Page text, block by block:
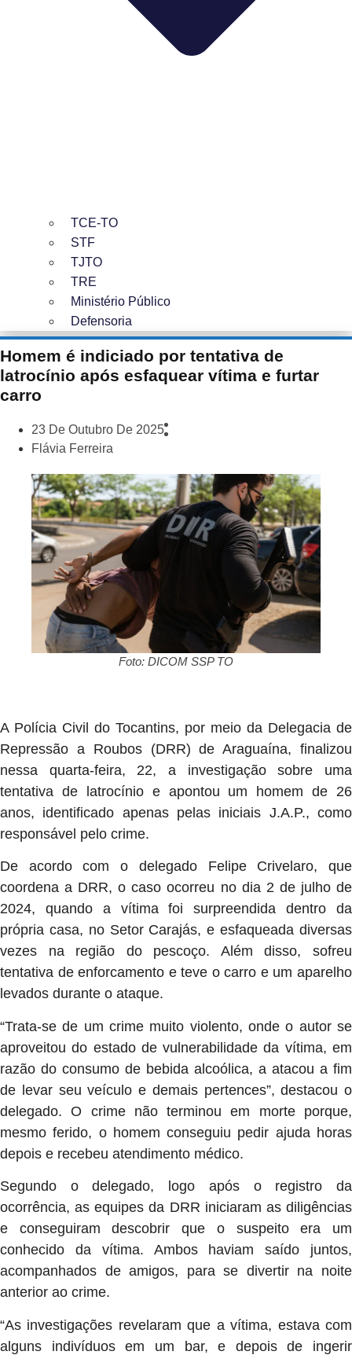
TCE-TO
STF
TJTO
TRE
Ministério Público
Defensoria
Homem é indiciado por tentativa de
latrocínio após esfaquear vítima e furtar
carro
23 De Outubro De 2025
Flávia Ferreira
Foto: DICOM SSP TO
A Polícia Civil do Tocantins, por meio da Delegacia de
Repressão a Roubos (DRR) de Araguaína, finalizou
nessa quarta-feira, 22, a investigação sobre uma
tentativa de latrocínio e apontou um homem de 26
anos, identificado apenas pelas iniciais J.A.P., como
responsável pelo crime.
De acordo com o delegado Felipe Crivelaro, que
coordena a DRR, o caso ocorreu no dia 2 de julho de
2024, quando a vítima foi surpreendida dentro da
própria casa, no Setor Carajás, e esfaqueada diversas
vezes na região do pescoço. Além disso, sofreu
tentativa de enforcamento e teve o carro e um aparelho
levados durante o ataque.
“Trata-se de um crime muito violento, onde o autor se
aproveitou do estado de vulnerabilidade da vítima, em
razão do consumo de bebida alcoólica, a atacou a fim
de levar seu veículo e demais pertences”, destacou o
delegado. O crime não terminou em morte porque,
mesmo ferido, o homem conseguiu pedir ajuda horas
depois e recebeu atendimento médico.
Segundo o delegado, logo após o registro da
ocorrência, as equipes da DRR iniciaram as diligências
e conseguiram descobrir que o suspeito era um
conhecido da vítima. Ambos haviam saído juntos,
acompanhados de amigos, para se divertir na noite
anterior ao crime.
“As investigações revelaram que a vítima, estava com
alguns indivíduos em um bar, e depois de ingerir